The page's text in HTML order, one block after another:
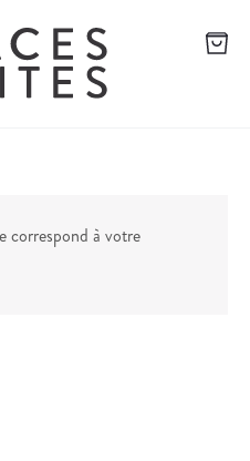
correspond à votre